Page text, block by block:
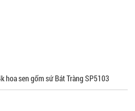
hoa sen gốm sứ Bát Tràng SP5103